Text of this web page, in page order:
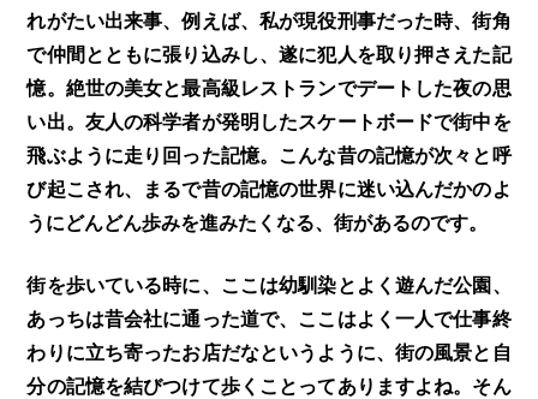
れがたい出来事、例えば、私が現役刑事だった時、街角
で仲間とともに張り込みし、遂に犯人を取り押さえた記
憶。絶世の美女と最高級レストランでデートした夜の思
い出。友人の科学者が発明したスケートボードで街中を
飛ぶように走り回った記憶。こんな昔の記憶が次々と呼
び起こされ、まるで昔の記憶の世界に迷い込んだかのよ
うにどんどん歩みを進みたくなる、街があるのです。
街を歩いている時に、ここは幼馴染とよく遊んだ公園、
あっちは昔会社に通った道で、ここはよく一人で仕事終
わりに立ち寄ったお店だなというように、街の風景と自
分の記憶を結びつけて歩くことってありますよね。そん